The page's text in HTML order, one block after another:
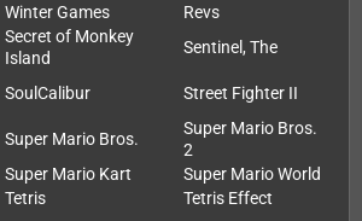
Winter Games
Revs
Secret of Monkey
Island
Sentinel, The
SoulCalibur Street Fighter II
Super Mario Bros.
Super Mario Bros.
2
Super Mario Kart
Super Mario World
Tetris
Tetris Effect